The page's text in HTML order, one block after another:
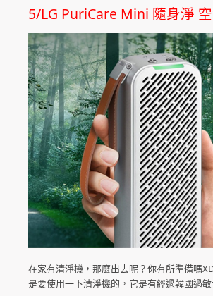
5/LG PuriCare Mini 隨身淨
在家有清淨機，那麼出去呢？你有所準備嗎
是要使用一下清淨機的，它是有經過韓國過